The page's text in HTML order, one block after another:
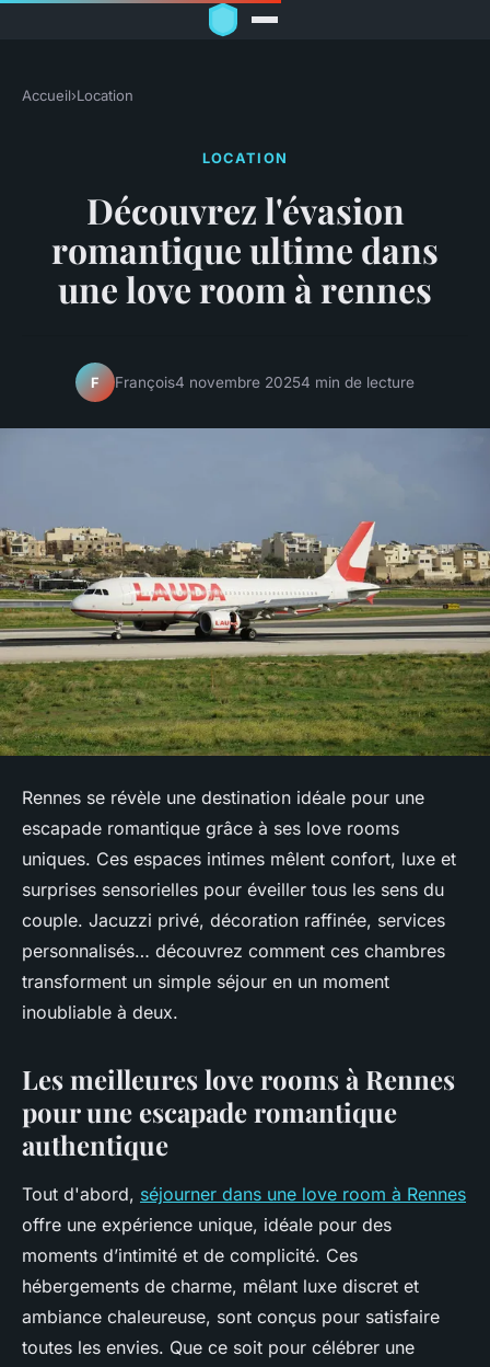
Accueil›Location
LOCATION
Découvrez l'évasion
romantique ultime dans
une love room à rennes
F François4 novembre 20254 min de lecture
Rennes se révèle une destination idéale pour une
escapade romantique grâce à ses love rooms
uniques. Ces espaces intimes mêlent confort, luxe et
surprises sensorielles pour éveiller tous les sens du
couple. Jacuzzi privé, décoration raffinée, services
personnalisés… découvrez comment ces chambres
transforment un simple séjour en un moment
inoubliable à deux.
Les meilleures love rooms à Rennes
pour une escapade romantique
authentique
Tout d'abord, séjourner dans une love room à Rennes
offre une expérience unique, idéale pour des
moments d’intimité et de complicité. Ces
hébergements de charme, mêlant luxe discret et
ambiance chaleureuse, sont conçus pour satisfaire
toutes les envies. Que ce soit pour célébrer une